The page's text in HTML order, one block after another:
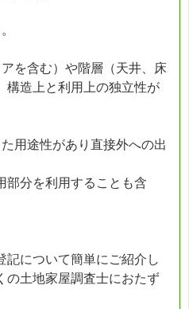
を含む）や階層（天井、床
構造上と利用上の独立性が
用途性があり直接外への出
分を利用することも含
記について簡単にご紹介し
の土地家屋調査士におたず